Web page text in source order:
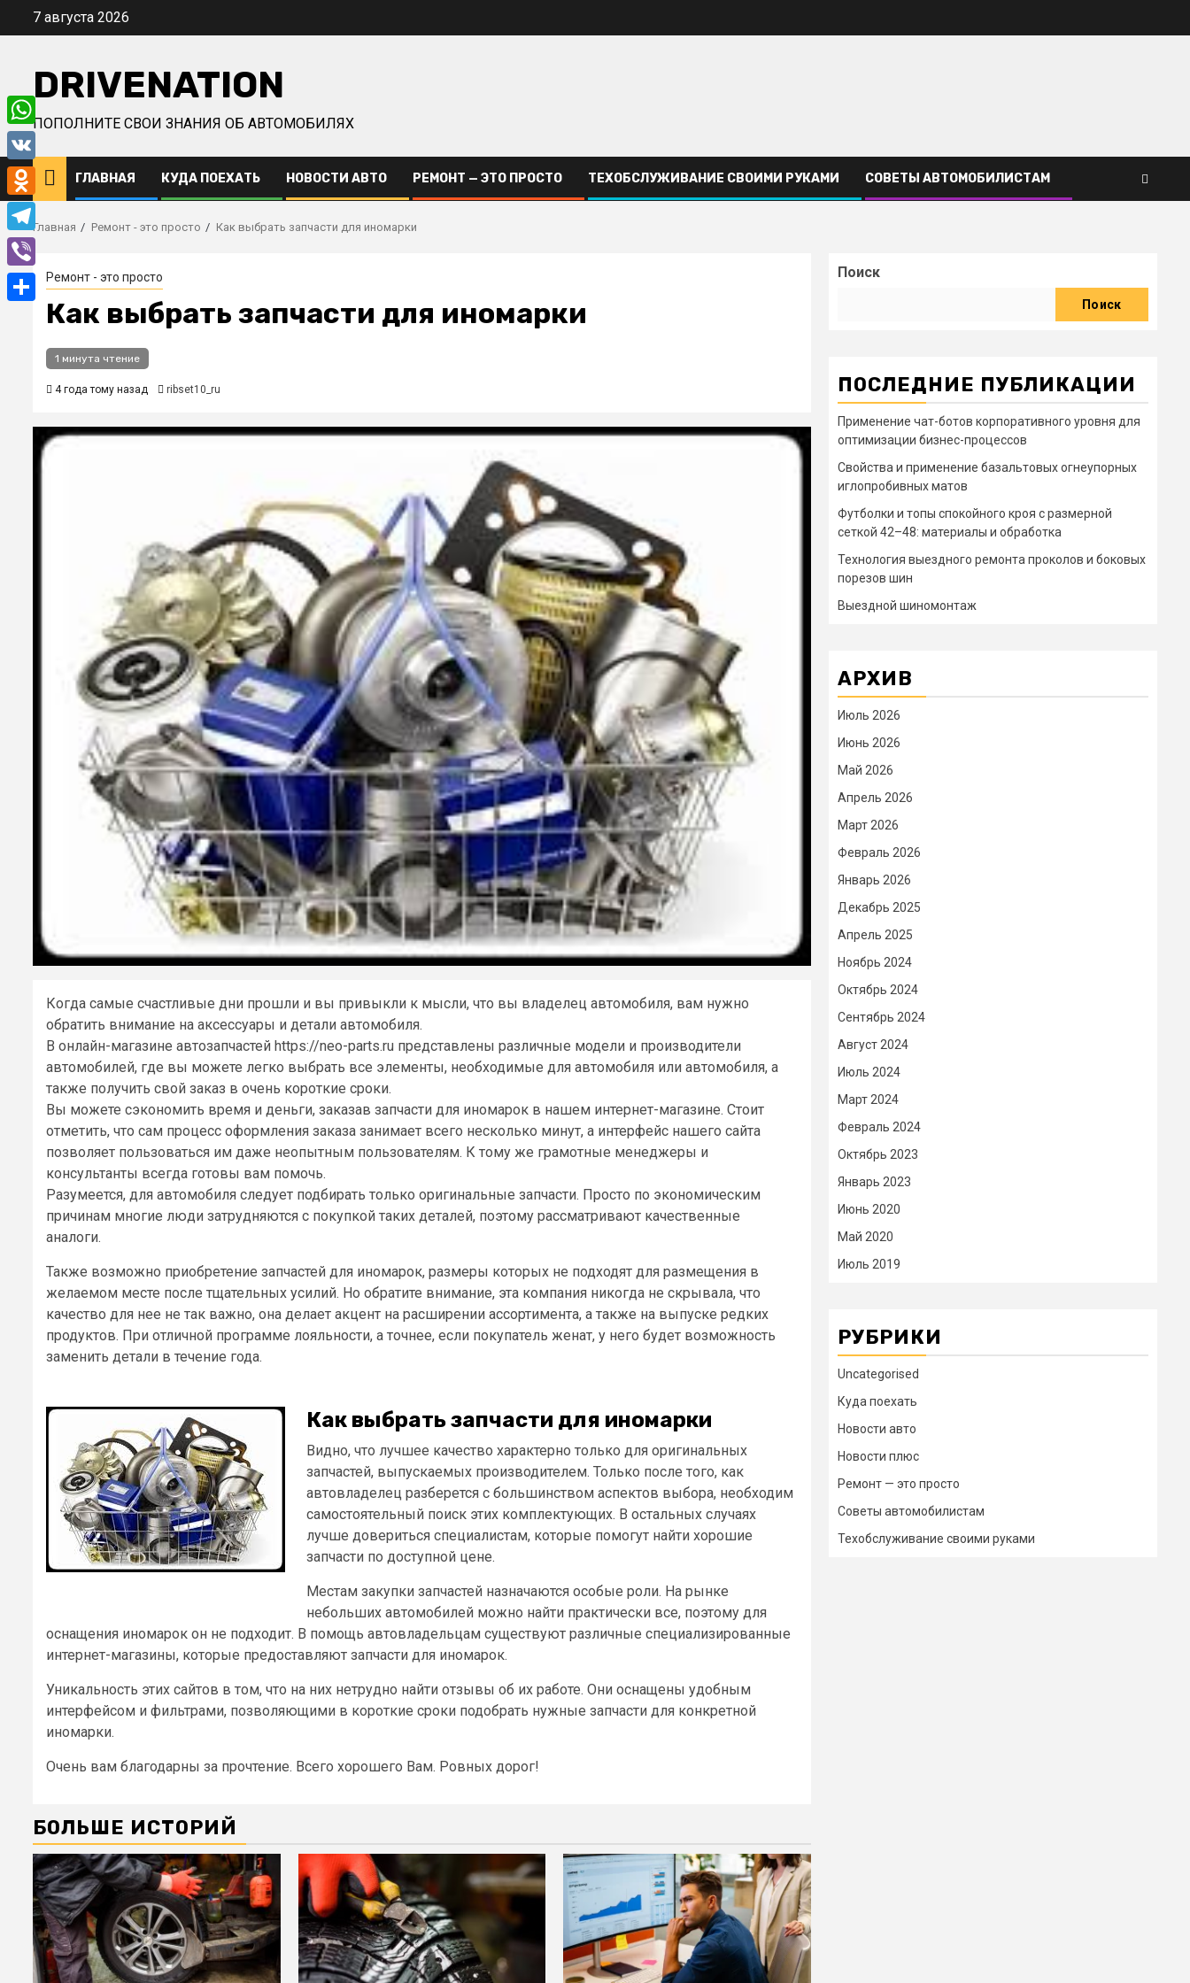
Перейти7 августа 2026
DRIVENATION
ПОПОЛНИТЕ СВОИ ЗНАНИЯ ОБ АВТОМОБИЛЯХ
ГЛАВНАЯ КУДА ПОЕХАТЬ НОВОСТИ АВТО РЕМОНТ — ЭТО ПРОСТО ТЕХОБСЛУЖИВАНИЕ СВОИМИ РУКАМИ СОВЕТЫ АВТОМОБИЛИСТАМ
Главная Ремонт - это просто Как выбрать запчасти для иномарки
Ремонт - это просто
Как выбрать запчасти для иномарки
1 минута чтение
4 года тому назад ribset10_ru
Когда самые счастливые дни прошли и вы привыкли к мысли, что вы владелец автомобиля, вам нужно
обратить внимание на аксессуары и детали автомобиля.
В онлайн-магазине автозапчастей https://neo-parts.ru представлены различные модели и производители
автомобилей, где вы можете легко выбрать все элементы, необходимые для автомобиля или автомобиля, а
также получить свой заказ в очень короткие сроки.
Вы можете сэкономить время и деньги, заказав запчасти для иномарок в нашем интернет-магазине. Стоит
отметить, что сам процесс оформления заказа занимает всего несколько минут, а интерфейс нашего сайта
позволяет пользоваться им даже неопытным пользователям. К тому же грамотные менеджеры и
консультанты всегда готовы вам помочь.
Разумеется, для автомобиля следует подбирать только оригинальные запчасти. Просто по экономическим
причинам многие люди затрудняются с покупкой таких деталей, поэтому рассматривают качественные
аналоги.
Также возможно приобретение запчастей для иномарок, размеры которых не подходят для размещения в
желаемом месте после тщательных усилий. Но обратите внимание, эта компания никогда не скрывала, что
качество для нее не так важно, она делает акцент на расширении ассортимента, а также на выпуске редких
продуктов. При отличной программе лояльности, а точнее, если покупатель женат, у него будет возможность
заменить детали в течение года.
Как выбрать запчасти для иномарки
Видно, что лучшее качество характерно только для оригинальных
запчастей, выпускаемых производителем. Только после того, как
автовладелец разберется с большинством аспектов выбора, необходим
самостоятельный поиск этих комплектующих. В остальных случаях
лучше довериться специалистам, которые помогут найти хорошие
запчасти по доступной цене.
Местам закупки запчастей назначаются особые роли. На рынке
небольших автомобилей можно найти практически все, поэтому для
оснащения иномарок он не подходит. В помощь автовладельцам существуют различные специализированные
интернет-магазины, которые предоставляют запчасти для иномарок.
Уникальность этих сайтов в том, что на них нетрудно найти отзывы об их работе. Они оснащены удобным
интерфейсом и фильтрами, позволяющими в короткие сроки подобрать нужные запчасти для конкретной
иномарки.
Очень вам благодарны за прочтение. Всего хорошего Вам. Ровных дорог!
БОЛЬШЕ ИСТОРИЙ
Поиск
Поиск
ПОСЛЕДНИЕ ПУБЛИКАЦИИ
Применение чат-ботов корпоративного уровня для
оптимизации бизнес-процессов
Свойства и применение базальтовых огнеупорных
иглопробивных матов
Футболки и топы спокойного кроя с размерной
сеткой 42–48: материалы и обработка
Технология выездного ремонта проколов и боковых
порезов шин
Выездной шиномонтаж
АРХИВ
Июль 2026
Июнь 2026
Май 2026
Апрель 2026
Март 2026
Февраль 2026
Январь 2026
Декабрь 2025
Апрель 2025
Ноябрь 2024
Октябрь 2024
Сентябрь 2024
Август 2024
Июль 2024
Март 2024
Февраль 2024
Октябрь 2023
Январь 2023
Июнь 2020
Май 2020
Июль 2019
РУБРИКИ
Uncategorised
Куда поехать
Новости авто
Новости плюс
Ремонт — это просто
Советы автомобилистам
Техобслуживание своими руками
WhatsApp
VK
Odnoklassniki
Telegram
Viber
Отправить